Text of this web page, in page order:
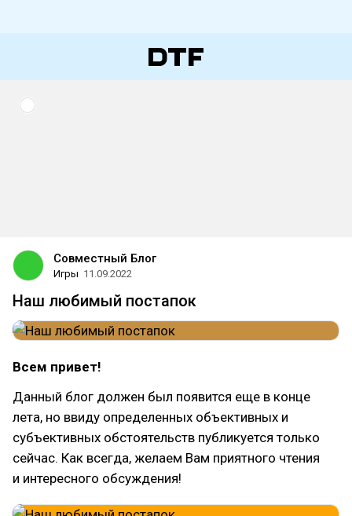
Совместный Блог
Игры 11.09.2022
Наш любимый постапок
Всем привет!
Данный блог должен был появится еще в конце
лета, но ввиду определенных объективных и
субъективных обстоятельств публикуется только
сейчас. Как всегда, желаем Вам приятного чтения
и интересного обсуждения!